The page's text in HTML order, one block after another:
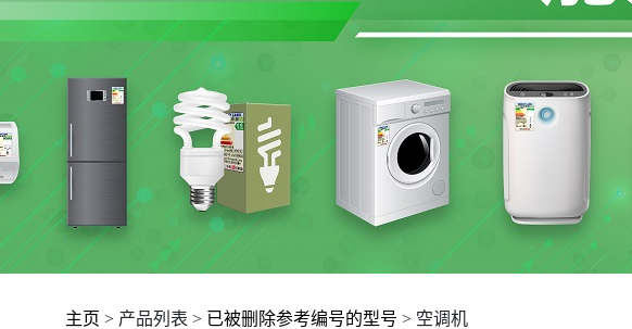
主页 > 产品列表 > 已被删除参考编号的型号 > 空调机